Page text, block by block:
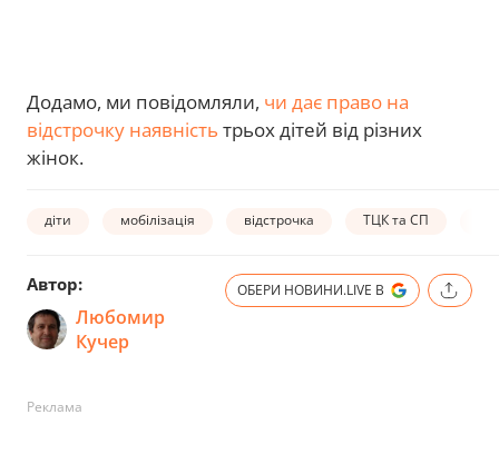
Додамо, ми повідомляли, чи дає право на
відстрочку наявність трьох дітей від різних
жінок.
діти мобілізація відстрочка ТЦК та СП
Автор:
Любомир
Кучер
ОБЕРИ НОВИНИ.LIVE В
Реклама